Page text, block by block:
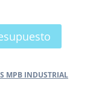
MPB INDUSTRIAL